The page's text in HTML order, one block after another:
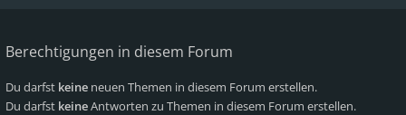
Berechtigungen in diesem Forum
Du darfst keine neuen Themen in diesem Forum erstellen.
Du darfst keineAntworten zu Themen in diesem Forum erstellen.